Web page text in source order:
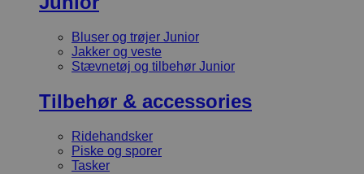
Bluser og trøjer Junior
Jakker og veste
Stævnetøj og tilbehør Junior
Tilbehør & accessories
Ridehandsker
Piske og sporer
Tasker